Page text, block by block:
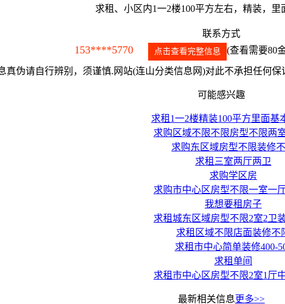
求租、小区内1一2楼100平方左右，精装，里
联系方式
153****5770 点击查看完整信息 (查看需要80
真伪请自行辨别，须谨慎.网站(连山分类信息网)对此不承担任何
可能感兴趣
求租1一2楼精装100平方里面基
求购区域不限不限房型不限两
求购东区域房型不限装修
求租三室两厅两卫
求购学区房
求购市中心区房型不限一室一
我想要租房子
求租城东区域房型不限2室2卫
求租区域不限店面装修不
求租市中心简单装修400-
求租单间
求租市中心区房型不限2室1厅
最新相关信息更多>>